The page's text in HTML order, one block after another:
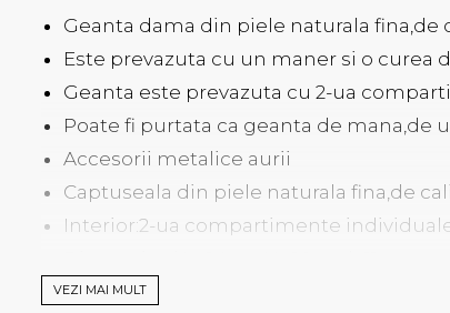
Geanta dama din piele naturala fina,de
Este prevazuta cu un maner si o curea
Geanta este prevazuta cu 2-ua
Poate fi purtata ca geanta de mana,de
Accesorii metalice aurii
Captuseala din piele naturala fina,de
Interior:2-ua compartimente
Material:piele naturala fina
VEZI MAI MULT